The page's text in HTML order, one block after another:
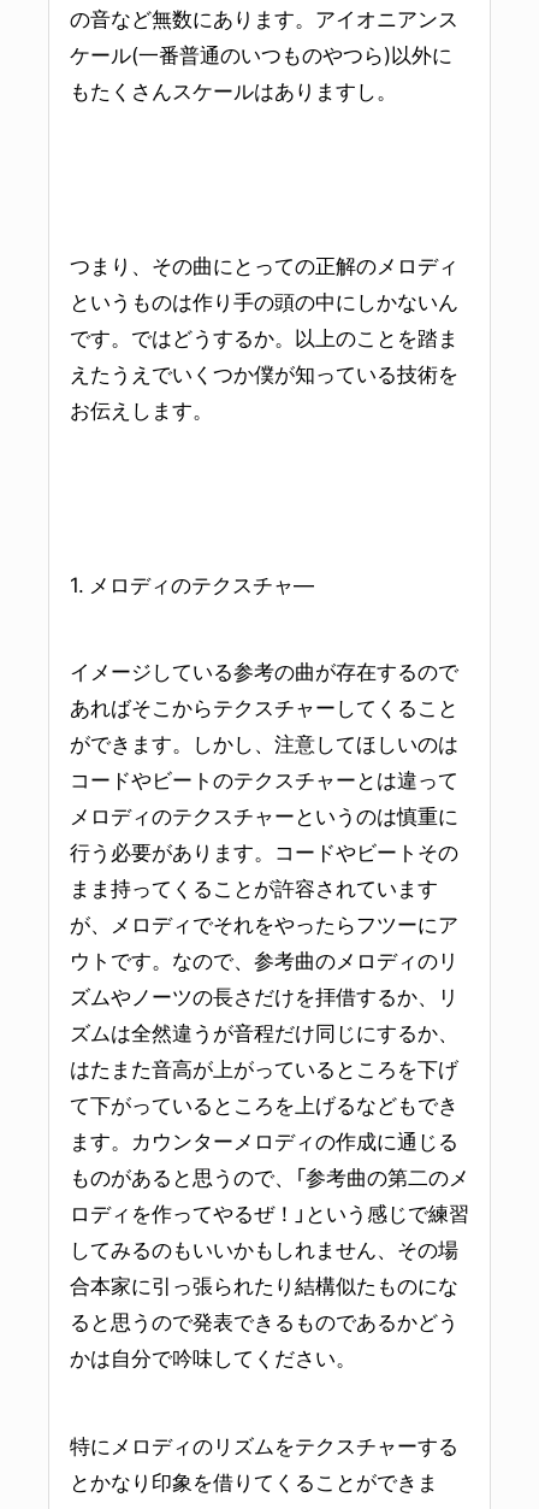
の音など無数にあります。アイオニアンス
ケール(一番普通のいつものやつら)以外に
もたくさんスケールはありますし。
つまり、その曲にとっての正解のメロディ
というものは作り手の頭の中にしかないん
です。ではどうするか。以上のことを踏ま
えたうえでいくつか僕が知っている技術を
お伝えします。
1. メロディのテクスチャ―
イメージしている参考の曲が存在するので
あればそこからテクスチャーしてくること
ができます。しかし、注意してほしいのは
コードやビートのテクスチャーとは違って
メロディのテクスチャーというのは慎重に
行う必要があります。コードやビートその
まま持ってくることが許容されています
が、メロディでそれをやったらフツーにア
ウトです。なので、参考曲のメロディのリ
ズムやノーツの長さだけを拝借するか、リ
ズムは全然違うが音程だけ同じにするか、
はたまた音高が上がっているところを下げ
て下がっているところを上げるなどもでき
ます。カウンターメロディの作成に通じる
ものがあると思うので、「参考曲の第二のメ
ロディを作ってやるぜ！」という感じで練習
してみるのもいいかもしれません、その場
合本家に引っ張られたり結構似たものにな
ると思うので発表できるものであるかどう
かは自分で吟味してください。
特にメロディのリズムをテクスチャーする
とかなり印象を借りてくることができま